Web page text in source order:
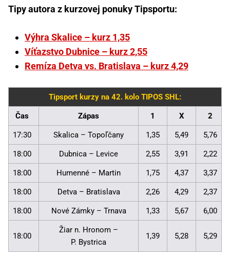
Tipy autora z kurzovej ponuky Tipsportu:
Výhra Skalice – kurz 1,35
Víťazstvo Dubnice – kurz 2,55
Remíza Detva vs. Bratislava – kurz 4,29
Tipsport kurzy na 42. kolo TIPOS SHL:
Čas Zápas 1 X 2
17:30 Skalica – Topoľčany 1,35 5,49 5,76
18:00 Dubnica – Levice 2,55 3,91 2,22
18:00 Humenné – Martin 1,75 4,37 3,37
18:00 Detva – Bratislava 2,26 4,29 2,37
18:00 Nové Zámky – Trnava 1,33 5,67 6,00
18:00
Žiar n. Hronom –
P. Bystrica
1,39 5,28 5,29